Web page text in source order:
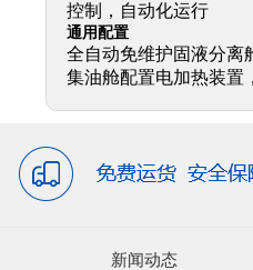
控制，自动化运行
通用配置
全自动免维护固液分离
集油舱配置电加热装置
新闻动态